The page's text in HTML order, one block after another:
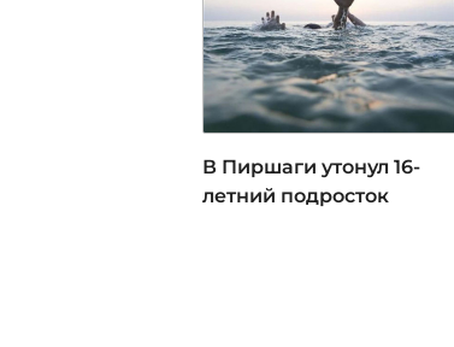
В Пиршаги утонул 16-
летний подросток